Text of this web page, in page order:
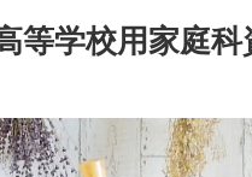
等学校用家庭